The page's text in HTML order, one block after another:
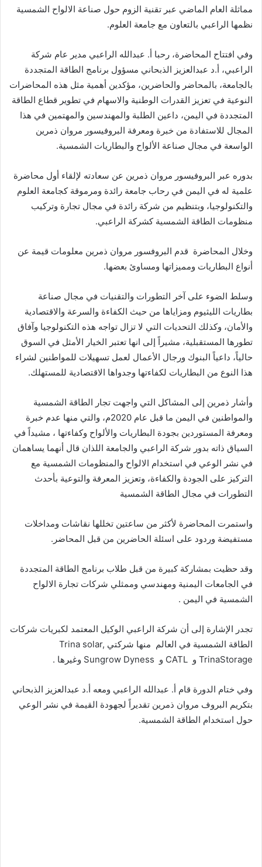
مماثلة العام الماضي عبر تقنية الزوم حول صناعة الالواح الشمسية
نظمها الراعبي بالتعاون مع جامعة العلوم.
وفي افتتاح المحاضرة، رحبا أ. عبدالله الراعبي مدير عام شركة
الراعبي، أ.د عبدالعزيز الذبحاني مسؤول برنامج الطاقة المتجددة
بالجامعة، بالمحاضر والحاضرين، مؤكدين أهمية مثل هذه المحاضرات
النوعية في تعزيز القدرات الوطنية والاسهام في تطوير قطاع الطاقة
المتجددة في اليمن، داعين الطلبة والمهندسين والمهتمين في هذا
المجال للاستفادة من خبرة ومعرفة البروفيسور مروان ذمرين
الواسعة في مجال صناعة الألواح والبطاريات الشمسية.
بدوره عبر البروفيسور مروان ذمرين عن سعادته لإلقاء أول محاضرة
علمية له في اليمن في رحاب جامعة رائدة ومرموقة كجامعة العلوم
والتكنولوجيا، وبتنظيم من شركة رائدة في مجال تجارة وتركيب
منظومات الطاقة الشمسية كشركة الراعبي.
وخلال المحاضرة قدم البروفسور مروان ذمرين معلومات قيمة عن
أنواع البطاريات ومميزاتها ومساوئ بعضها.
وسلط الضوء على آخر التطورات والتقنيات في مجال صناعة
بطاريات الليثيوم ومزاياها من حيث الكفاءة والسرعة والاقتصادية
والأمان، وكذلك التحديات التي لا تزال تواجه هذه التكنولوجيا وآفاق
تطورها المستقبلية، مشيراً إلى انها تعتبر الخيار الأمثل في السوق
حالياً، داعياً البنوك ورجال الأعمال لعمل تسهيلات للمواطنين لشراء
هذا النوع من البطاريات لكفاءتها وجدواها الاقتصادية للمستهلك.
وأشار ذمرين إلى المشاكل التي واجهت تجار الطاقة الشمسية
والمواطنين في اليمن ما قبل عام 2020م، والتي منها عدم خبرة
ومعرفة المستوردين بجودة البطاريات والألواح وكفاءتها ، مشيداً في
السياق ذاته بدور شركة الراعبي والجامعة اللذان قال أنهما يساهمان
في نشر الوعي في استخدام الالواح والمنظومات الشمسية مع
التركيز على الجودة والكفاءة، وتعزيز المعرفة والتوعية بأحدث
التطورات في مجال الطاقة الشمسية
واستمرت المحاضرة لأكثر من ساعتين تخللها نقاشات ومداخلات
مستفيضة وردود على اسئلة الحاضرين من قبل المحاضر.
وقد حظيت بمشاركة كبيرة من قبل طلاب برنامج الطاقة المتجددة
في الجامعات اليمنية ومهندسي وممثلي شركات تجارة الالواح
الشمسية في اليمن .
تجدر الإشارة إلى أن شركة الراعبي الوكيل المعتمد لكبريات شركات
الطاقة الشمسية في العالم منها شركتي Trina solar,
TrinaStorage و CATL و Sungrow Dyness وغيرها .
وفي ختام الدورة قام أ. عبدالله الراعبي ومعه أ.د عبدالعزيز الذبحاني
بتكريم البروف مروان ذمرين تقديراً لجهودة القيمة في نشر الوعي
حول استخدام الطاقة الشمسية.